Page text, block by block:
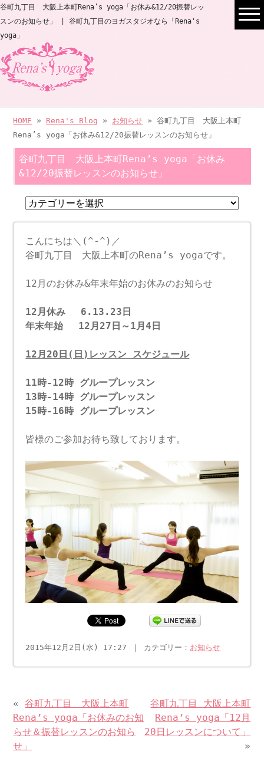
谷町九丁目 大阪上本町Rena’s yoga「お休み&12/20振替レッ
スンのお知らせ」 | 谷町九丁目のヨガスタジオなら「Rena's
yoga」
HOME » Rena's Blog » お知らせ » 谷町九丁目 大阪上本町
Rena’s yoga「お休み&12/20振替レッスンのお知らせ」
谷町九丁目 大阪上本町Rena’s yoga「お休み
&12/20振替レッスンのお知らせ」
こんにちは＼(^-^)／
谷町九丁目 大阪上本町のRena’s yogaです。
12月のお休み&年末年始のお休みのお知らせ
12月休み 6.13.23日
年末年始 12月27日～1月4日
12月20日(日)レッスン スケジュール
11時-12時 グループレッスン
13時-14時 グループレッスン
15時-16時 グループレッスン
皆様のご参加お待ち致しております。
2015年12月2日(水) 17:27 ｜ カテゴリー： お知らせ
«谷町九丁目 大阪上本町
Rena’s yoga「お休みのお知
らせ＆振替レッスンのお知ら
せ」
谷町九丁目 大阪上本町
Rena’s yoga「12月
20日レッスンについて」
»